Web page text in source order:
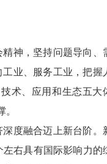
神，坚持问题导向、
业、服务工业，把握
术、应用和生态五大
度融合迈上新台阶。
右具有国际影响力的